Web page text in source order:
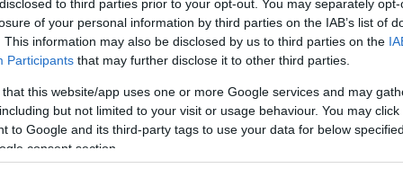
to third parties prior to your opt-out. You may separately
of your personal information by third parties on the IAB’s list of
This information may also be disclosed by us to third parties on the
Participants that may further disclose it to other third parties.
that this website/app uses one or more Google services and may
but not limited to your visit or usage behaviour. You may
to Google and its third-party tags to use your data for below
consent section.
είχε κάνει η Δρ. Brown, καθηγήτρια
του Οτάγκο, και περιελάμβανε 100
ηλικίας μεταξύ 18 και 65 ετών.
δόθηκαν είτε: